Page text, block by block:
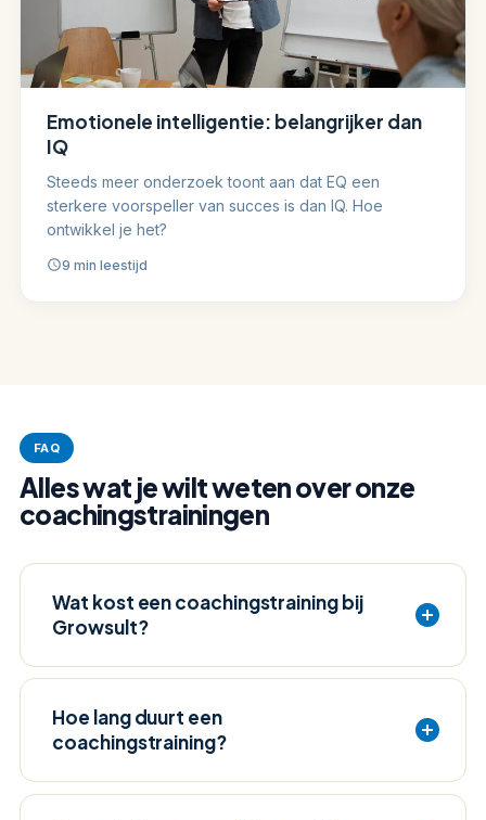
Emotionele intelligentie: belangrijker dan
IQ
Steeds meer onderzoek toont aan dat EQ een
sterkere voorspeller van succes is dan IQ. Hoe
ontwikkel je het?
9 min leestijd
FAQ
Alles wat je wilt weten over onze
coachingstrainingen
Wat kost een coachingstraining bij
Growsult?
Hoe lang duurt een
coachingstraining?